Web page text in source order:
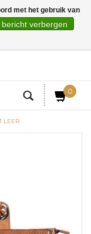
0
LEER
met het gebruik van
bericht verbergen